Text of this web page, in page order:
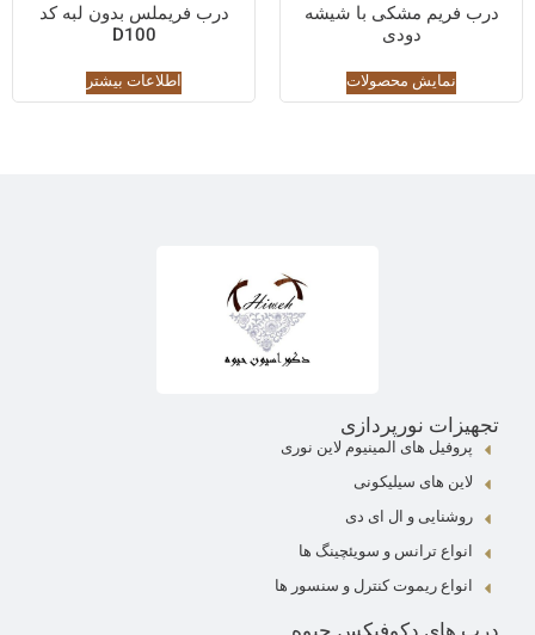
درب فریم مشکی با شیشه
دودی
نمایش محصولات
درب فریملس بدون لبه کد
D100
اطلاعات بیشتر
تجهیزات نورپردازی
پروفیل های المینیوم لاین نوری
لاین های سیلیکونی
روشنایی و ال ای دی
انواع ترانس و سویئچینگ ها
انواع ریموت کنترل و سنسور ها